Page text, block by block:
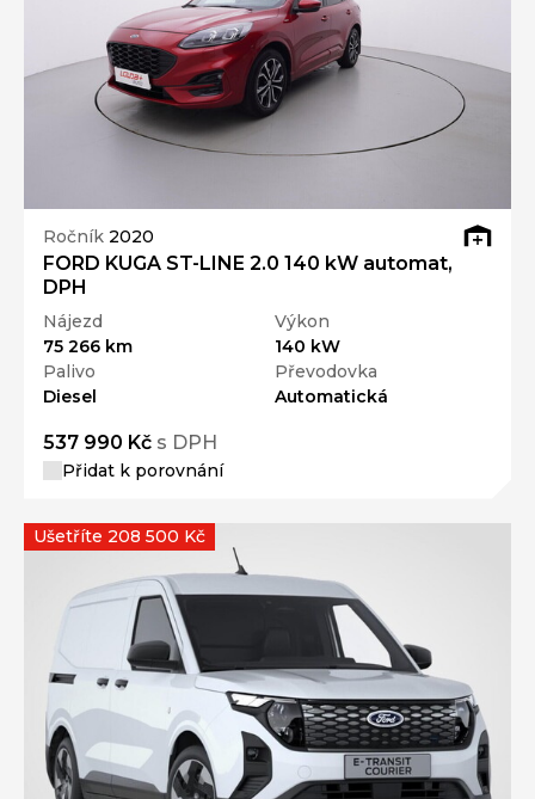
Ročník 2020
FORD KUGA ST-LINE 2.0 140 kW automat,
DPH
Nájezd
75 266 km
Výkon
140 kW
Palivo
Diesel
Převodovka
Automatická
537 990 Kč s DPH
Přidat k porovnání
Ušetříte 208 500 Kč